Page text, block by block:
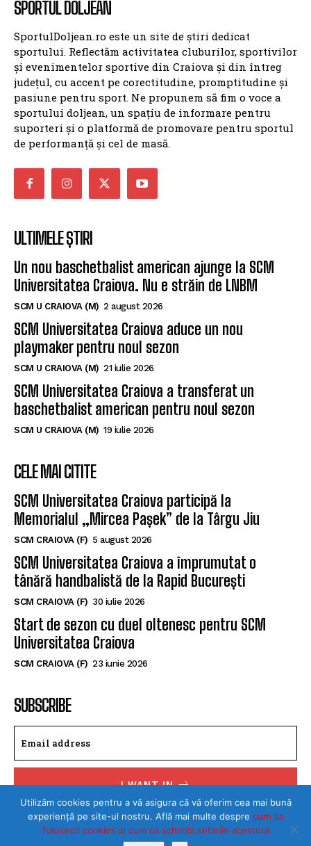
SportulDoljean.ro este un site de știri dedicat
sportului. Reflectăm activitatea cluburilor, sportivilor
și evenimentelor sportive din Craiova și din întreg
județul, cu accent pe corectitudine, promptitudine și
pasiune pentru sport. Ne propunem să fim o voce a
sportului doljean, un spațiu de informare pentru
suporteri și o platformă de promovare pentru sportul
de performanță și cel de masă.
Un nou baschetbalist american ajunge la SCM
Universitatea Craiova. Nu e străin de LNBM
SCM U CRAIOVA (M) 2 august 2026
SCM Universitatea Craiova aduce un nou
playmaker pentru noul sezon
SCM U CRAIOVA (M) 21 iulie 2026
SCM Universitatea Craiova a transferat un
baschetbalist american pentru noul sezon
SCM U CRAIOVA (M) 19 iulie 2026
SCM Universitatea Craiova participă la
Memorialul „Mircea Pașek” de la Târgu Jiu
SCM CRAIOVA (F) 5 august 2026
SCM Universitatea Craiova a împrumutat o
tânără handbalistă de la Rapid București
SCM CRAIOVA (F) 30 iulie 2026
Start de sezon cu duel oltenesc pentru SCM
Universitatea Craiova
SCM CRAIOVA (F) 23 iunie 2026
I WANT IN
I've read and accept thePrivacy Policy.
Utilizăm cookies pentru a vă asigura că vă oferim cea mai bună
experiență pe site-ul nostru. Află mai multe despre cum sa
folosesti cookies si cum sa schimbi setarile acestora